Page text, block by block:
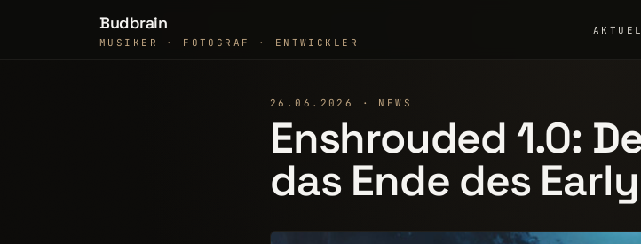
Budbrain
MUSIKER · FOTOGRAF · ENTWICKLER
26.06.2026 · NEWS
Enshrouded 1.0:
das Ende des